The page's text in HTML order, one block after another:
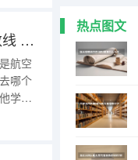
四川广汉民航飞行学院飞行技术专业的学费和分数线 民航招飞与空军招飞
航空
哪个
学
招
热点图文